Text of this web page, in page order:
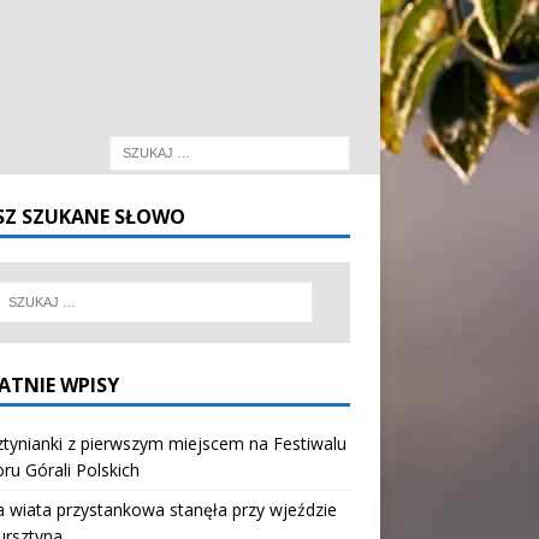
SZUKANE SŁOWO
WPISY
z pierwszym miejscem na Festiwalu
Górali Polskich
wiata przystankowa stanęła przy wjeździe